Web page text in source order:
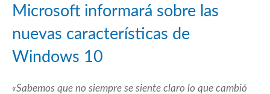
Microsoft informará sobre las
nuevas características de
Windows 10
«Sabemos que no siempre se siente claro lo que cambió